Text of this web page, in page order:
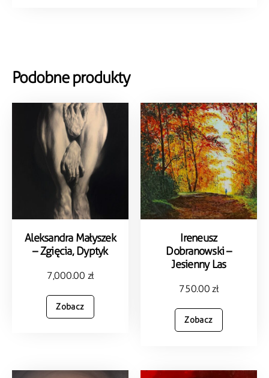
Podobne produkty
Aleksandra Małyszek
– Zgięcia, Dyptyk
7,000.00 zł
Zobacz
Ireneusz
Dobranowski –
Jesienny Las
750.00 zł
Zobacz